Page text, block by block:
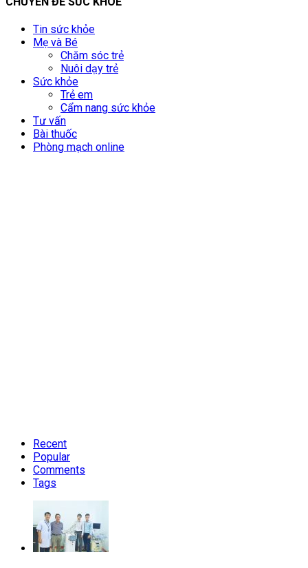
Tin sức khỏe
Mẹ và Bé
Chăm sóc trẻ
Nuôi dạy trẻ
Sức khỏe
Trẻ em
Cẩm nang sức khỏe
Tư vấn
Bài thuốc
Phòng mạch online
Recent
Popular
Comments
Tags